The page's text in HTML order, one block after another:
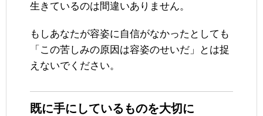
生きているのは間違いありません。
もしあなたが容姿に自信がなかったとしても
「この苦しみの原因は容姿のせいだ」とは捉
えないでください。
既に手にしているものを大切に